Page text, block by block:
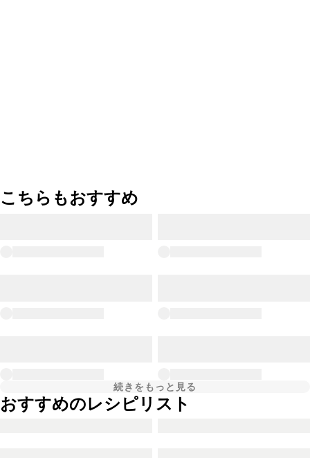
こちらもおすすめ
続きをもっと見る
おすすめのレシピリスト